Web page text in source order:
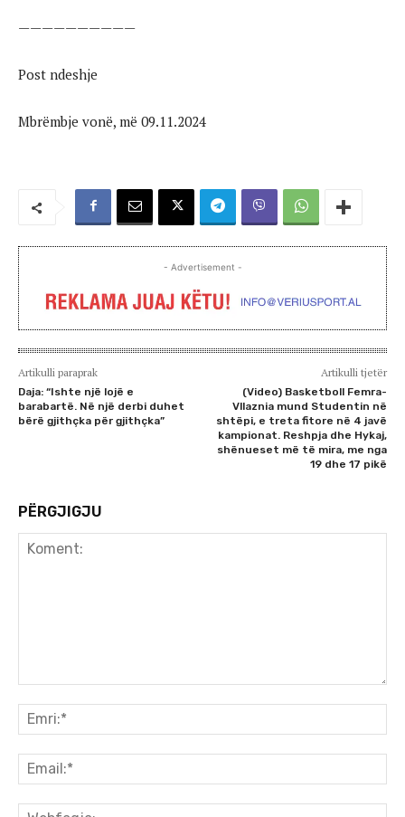
——————————
Post ndeshje
Mbrëmbje vonë, më 09.11.2024
- Advertisement -
Artikulli paraprak
Daja: “Ishte një lojë e
barabartë. Në një derbi duhet
bërë gjithçka për gjithçka”
Artikulli tjetër
(Video) Basketboll Femra-
Vllaznia mund Studentin në
shtëpi, e treta fitore në 4 javë
kampionat. Reshpja dhe Hykaj,
shënueset më të mira, me nga
19 dhe 17 pikë
PËRGJIGJU